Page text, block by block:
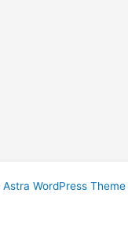
Astra WordPress Theme